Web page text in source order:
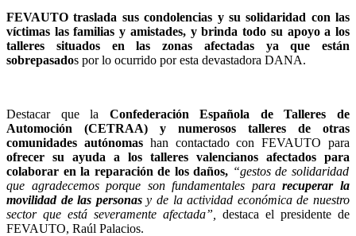
FEVAUTO traslada sus condolencias y su solidaridad con las
víctimas las familias y amistades, y brinda todo su apoyo a los
talleres situados en las zonas afectadas ya que están
sobrepasados por lo ocurrido por esta devastadora DANA.
Destacar que la Confederación Española de Talleres de
Automoción (CETRAA) y numerosos talleres de otras
comunidades autónomashan contactado con FEVAUTO para
ofrecer su ayuda a los talleres valencianos afectados para
colaborar en la reparación de los daños, “gestos de solidaridad
que agradecemos porque son fundamentales pararecuperar la
movilidad de las personas y de la actividad económica de nuestro
sector que está severamente afectada”,
destaca el presidente de
FEVAUTO, Raúl Palacios.